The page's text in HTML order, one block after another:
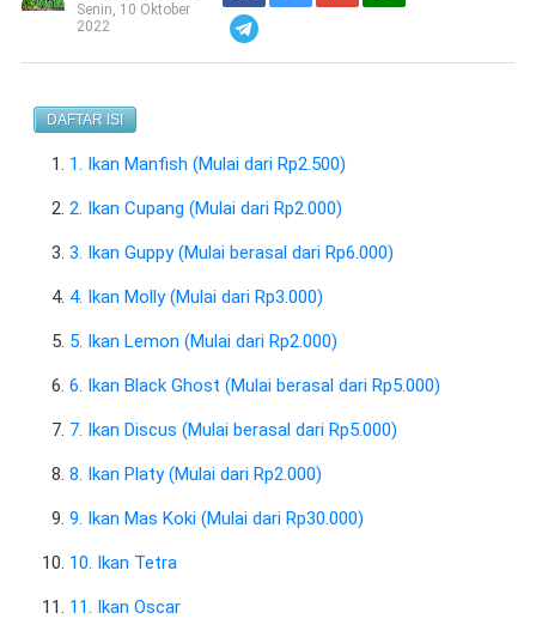
Senin, 10 Oktober
2022
DAFTAR ISI
1. Ikan Manfish (Mulai dari Rp2.500)
2. Ikan Cupang (Mulai dari Rp2.000)
3. Ikan Guppy (Mulai berasal dari Rp6.000)
4. Ikan Molly (Mulai dari Rp3.000)
5. Ikan Lemon (Mulai dari Rp2.000)
6. Ikan Black Ghost (Mulai berasal dari Rp5.000)
7. Ikan Discus (Mulai berasal dari Rp5.000)
8. Ikan Platy (Mulai dari Rp2.000)
9. Ikan Mas Koki (Mulai dari Rp30.000)
10. Ikan Tetra
11. Ikan Oscar